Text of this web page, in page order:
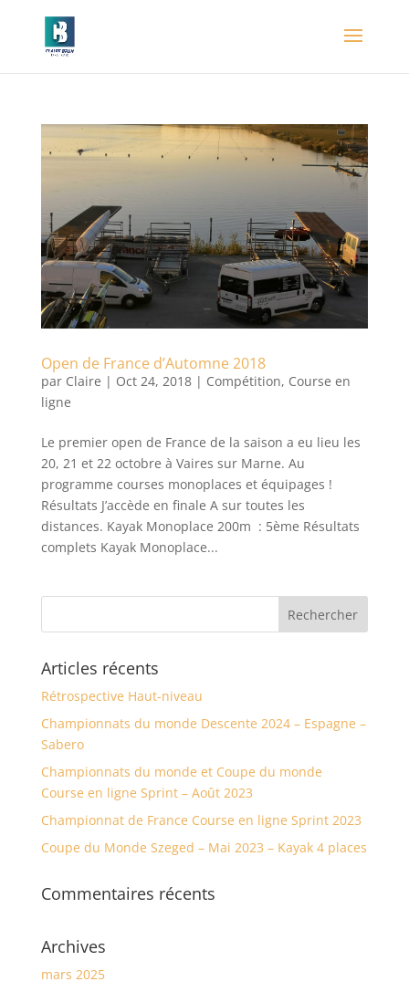
Open de France d’Automne 2018
par Claire | Oct 24, 2018| Compétition, Course en
ligne
Le premier open de France de la saison a eu lieu les
20, 21 et 22 octobre à Vaires sur Marne. Au
programme courses monoplaces et équipages !
Résultats J’accède en finale A sur toutes les
distances. Kayak Monoplace 200m : 5ème Résultats
complets Kayak Monoplace...
Articles récents
Rétrospective Haut-niveau
Championnats du monde Descente 2024 – Espagne –
Sabero
Championnats du monde et Coupe du monde
Course en ligne Sprint – Août 2023
Championnat de France Course en ligne Sprint 2023
Coupe du Monde Szeged – Mai 2023 – Kayak 4 places
Commentaires récents
Archives
mars 2025